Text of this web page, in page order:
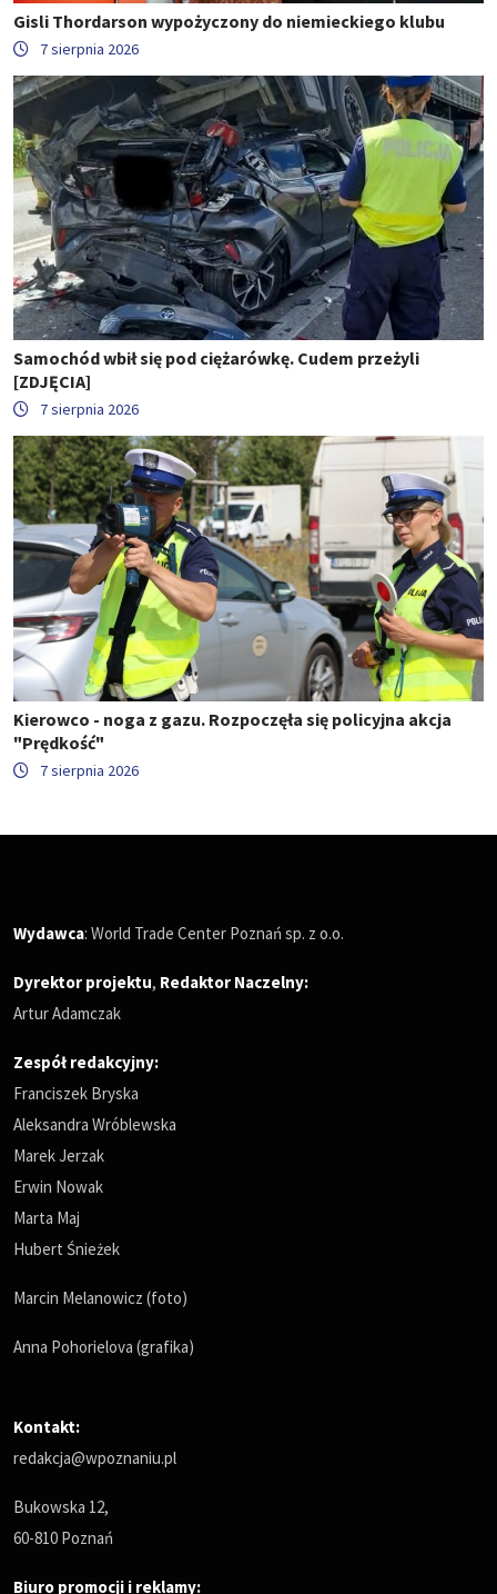
Gisli Thordarson wypożyczony do niemieckiego klubu
7 sierpnia 2026
Samochód wbił się pod ciężarówkę. Cudem przeżyli
[ZDJĘCIA]
7 sierpnia 2026
Kierowco - noga z gazu. Rozpoczęła się policyjna akcja
"Prędkość"
7 sierpnia 2026
Wydawca: World Trade Center Poznań sp. z o.o.
Dyrektor projektu, Redaktor Naczelny:
Artur Adamczak
Zespół redakcyjny:
Franciszek Bryska
Aleksandra Wróblewska
Marek Jerzak
Erwin Nowak
Marta Maj
Hubert Śnieżek
Marcin Melanowicz (foto)
Anna Pohorielova (grafika)
Kontakt:
redakcja@wpoznaniu.pl
Bukowska 12,
60-810 Poznań
Biuro promocji i reklamy: